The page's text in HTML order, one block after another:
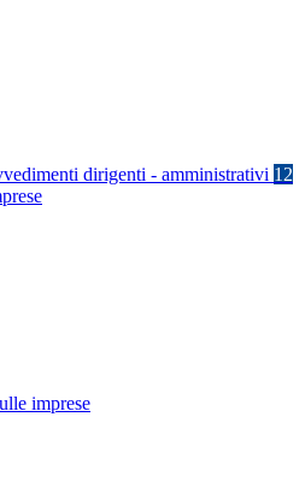
dirigenti - amministrativi 12
imprese